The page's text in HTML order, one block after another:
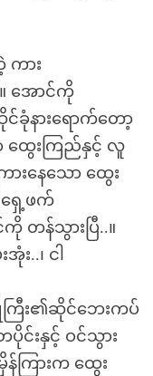
ကား
ောင်ကို
နားရောက်တော့
ထွေးကြည်နှင့် လူ
းနေသော ထွေး
ရှေ့ဖက်
တန်သွားပြီ..။
..၊ ငါ
ကြီး၏ဆိုင်ဘေးကပ်
င်းနှင့် ဝင်သွား
န်ကြားက ထွေး